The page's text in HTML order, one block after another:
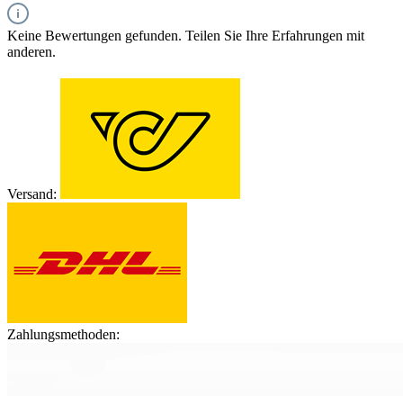
Keine Bewertungen gefunden. Teilen Sie Ihre Erfahrungen mit
anderen.
Versand:
Zahlungsmethoden: